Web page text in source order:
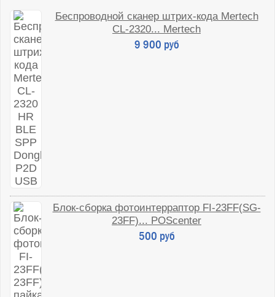
Беспроводной сканер штрих-кода Mertech
CL-2320... Mertech
9 900 руб
Блок-сборка фотоинтерраптор FI-23FF(SG-
23FF)... POScenter
500 руб